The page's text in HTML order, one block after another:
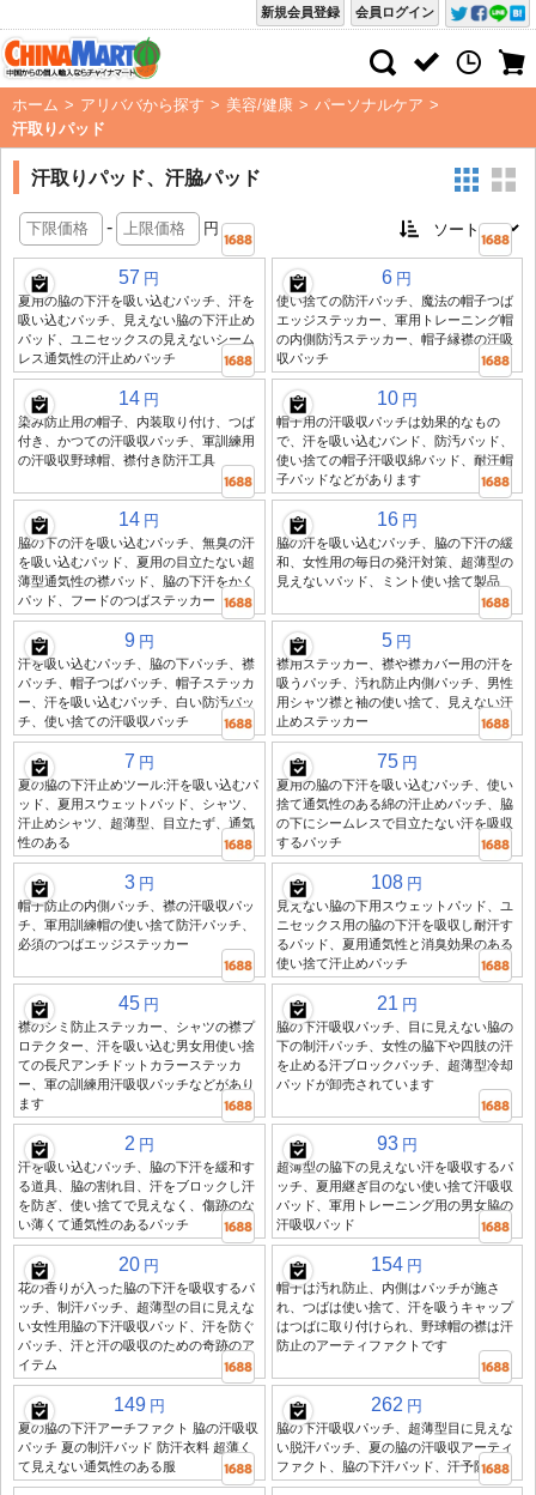
会員ログイン
新規会員登録
ホーム > アリババから探す > 美容/健康 > パーソナルケア >
汗取りパッド
汗取りパッド、汗脇パッド
- 円
57 円
夏用の脇の下汗を吸い込むパッチ、汗を
吸い込むパッチ、見えない脇の下汗止め
パッド、ユニセックスの見えないシーム
レス通気性の汗止めパッチ
6 円
使い捨ての防汗パッチ、魔法の帽子つば
エッジステッカー、軍用トレーニング帽
の内側防汚ステッカー、帽子縁襟の汗吸
収パッチ
14 円
染み防止用の帽子、内装取り付け、つば
付き、かつての汗吸収パッチ、軍訓練用
の汗吸収野球帽、襟付き防汗工具
10 円
帽子用の汗吸収パッチは効果的なもの
で、汗を吸い込むバンド、防汚パッド、
使い捨ての帽子汗吸収綿パッド、耐汗帽
子パッドなどがあります
14 円
脇の下の汗を吸い込むパッチ、無臭の汗
を吸い込むパッド、夏用の目立たない超
薄型通気性の襟パッド、脇の下汗をかく
パッド、フードのつばステッカー
16 円
脇の汗を吸い込むパッチ、脇の下汗の緩
和、女性用の毎日の発汗対策、超薄型の
見えないパッド、ミント使い捨て製品
9 円
汗を吸い込むパッチ、脇の下パッチ、襟
パッチ、帽子つばパッチ、帽子ステッカ
ー、汗を吸い込むパッチ、白い防汚パッ
チ、使い捨ての汗吸収パッチ
5 円
襟用ステッカー、襟や襟カバー用の汗を
吸うパッチ、汚れ防止内側パッチ、男性
用シャツ襟と袖の使い捨て、見えない汗
止めステッカー
7 円
夏の脇の下汗止めツール:汗を吸い込むパ
ッド、夏用スウェットパッド、シャツ、
汗止めシャツ、超薄型、目立たず、通気
性のある
75 円
夏用の脇の下汗を吸い込むパッチ、使い
捨て通気性のある綿の汗止めパッチ、脇
の下にシームレスで目立たない汗を吸収
するパッチ
3 円
帽子防止の内側パッチ、襟の汗吸収パッ
チ、軍用訓練帽の使い捨て防汗パッチ、
必須のつばエッジステッカー
108 円
見えない脇の下用スウェットパッド、ユ
ニセックス用の脇の下汗を吸収し耐汗す
るパッド、夏用通気性と消臭効果のある
使い捨て汗止めパッチ
45 円
襟のシミ防止ステッカー、シャツの襟プ
ロテクター、汗を吸い込む男女用使い捨
ての長尺アンチドットカラーステッカ
ー、軍の訓練用汗吸収パッチなどがあり
ます
21 円
脇の下汗吸収パッチ、目に見えない脇の
下の制汗パッチ、女性の脇下や四肢の汗
を止める汗ブロックパッチ、超薄型冷却
パッドが卸売されています
2 円
汗を吸い込むパッチ、脇の下汗を緩和す
る道具、脇の割れ目、汗をブロックし汗
を防ぎ、使い捨てで見えなく、傷跡のな
い薄くて通気性のあるパッチ
93 円
超薄型の脇下の見えない汗を吸収するパ
ッチ、夏用継ぎ目のない使い捨て汗吸収
パッド、軍用トレーニング用の男女脇の
汗吸収パッド
20 円
花の香りが入った脇の下汗を吸収するパ
ッチ、制汗パッチ、超薄型の目に見えな
い女性用脇の下汗吸収パッド、汗を防ぐ
パッチ、汗と汗の吸収のための奇跡のア
イテム
154 円
帽子は汚れ防止、内側はパッチが施さ
れ、つばは使い捨て、汗を吸うキャップ
はつばに取り付けられ、野球帽の襟は汗
防止のアーティファクトです
149 円
夏の脇の下汗アーチファクト 脇の汗吸収
パッチ 夏の制汗パッド 防汗衣料 超薄く
て見えない通気性のある服
262 円
脇の下汗吸収パッチ、超薄型目に見えな
い脱汗パッチ、夏の脇の汗吸収アーティ
ファクト、脇の下汗パッド、汗予防